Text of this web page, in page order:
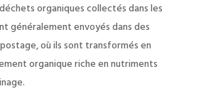
organiques collectés dans les
généralement envoyés dans des
où ils sont transformés en
organique riche en nutriments